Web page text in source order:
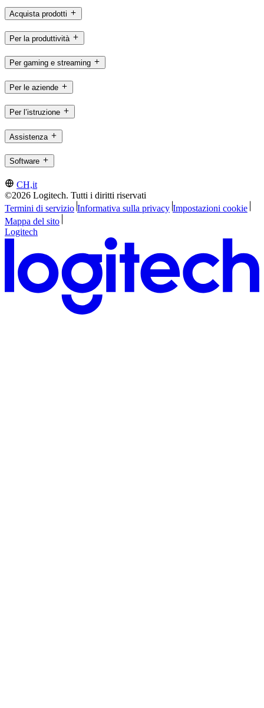
Acquista prodotti
Per la produttività
Per gaming e streaming
Per le aziende
Per l’istruzione
Assistenza
Software
CH,it
©2026 Logitech. Tutti i diritti riservati
Termini di servizio Informativa sulla privacy Impostazioni cookie
Mappa del sito
Logitech